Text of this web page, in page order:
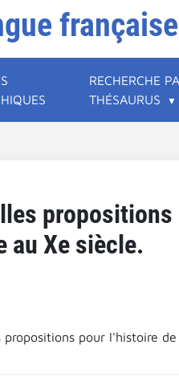
française
RECHERCHE
THÉSAURUS
au Xe siècle.
pour l'histoire